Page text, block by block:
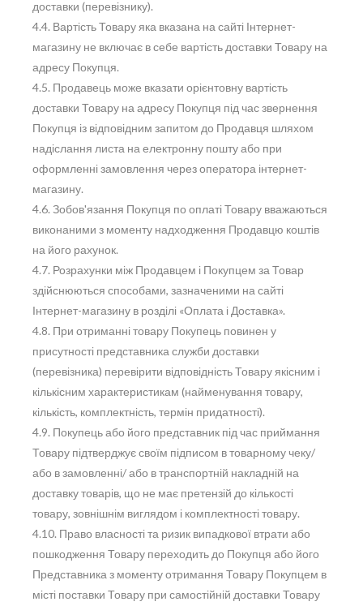
доставки (перевізнику).
4.4. Вартість Товару яка вказана на сайті Інтернет-
магазину не включає в себе вартість доставки Товару на
адресу Покупця.
4.5. Продавець може вказати орієнтовну вартість
доставки Товару на адресу Покупця під час звернення
Покупця із відповідним запитом до Продавця шляхом
надіслання листа на електронну пошту або при
оформленні замовлення через оператора інтернет-
магазину.
4.6. Зобов'язання Покупця по оплаті Товару вважаються
виконаними з моменту надходження Продавцю коштів
на його рахунок.
4.7. Розрахунки між Продавцем і Покупцем за Товар
здійснюються способами, зазначеними на сайті
Інтернет-магазину в розділі «Оплата і Доставка».
4.8. При отриманні товару Покупець повинен у
присутності представника служби доставки
(перевізника) перевірити відповідність Товару якісним і
кількісним характеристикам (найменування товару,
кількість, комплектність, термін придатності).
4.9. Покупець або його представник під час приймання
Товару підтверджує своїм підписом в товарному чеку/
або в замовленні/ або в транспортній накладній на
доставку товарів, що не має претензій до кількості
товару, зовнішнім виглядом і комплектності товару.
4.10. Право власності та ризик випадкової втрати або
пошкодження Товару переходить до Покупця або його
Представника з моменту отримання Товару Покупцем в
місті поставки Товару при самостійній доставки Товару